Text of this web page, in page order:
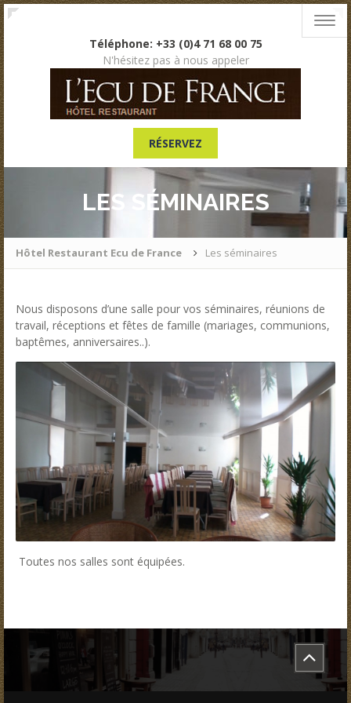
Téléphone: +33 (0)4 71 68 00 75
N'hésitez pas à nous appeler
RÉSERVEZ
LES SÉMINAIRES
Hôtel Restaurant Ecu de France Les séminaires
Nous disposons d’une salle pour vos séminaires, réunions de
travail, réceptions et fêtes de famille (mariages, communions,
baptêmes, anniversaires..).
Toutes nos salles sont équipées.